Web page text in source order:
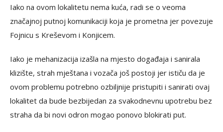
Iako na ovom lokalitetu nema kuća, radi se o veoma
značajnoj putnoj komunikaciji koja je prometna jer povezuje
Fojnicu s Kreševom i Konjicem.
Iako je mehanizacija izašla na mjesto događaja i sanirala
klizište, strah mještana i vozača još postoji jer ističu da je
ovom problemu potrebno ozbiljnije pristupiti i sanirati ovaj
lokalitet da bude bezbijedan za svakodnevnu upotrebu bez
straha da bi novi odron mogao ponovo blokirati put.